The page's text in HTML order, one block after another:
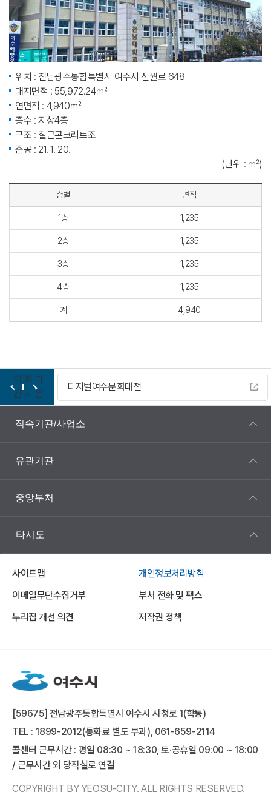
위치 : 전남광주통합특별시 여수시 신월로 648
대지면적 : 55,972.24㎡
연면적 : 4,940㎡
층수 : 지상4층
구조 : 철근콘크리트조
준공 : 21. 1. 20.
(단위 : ㎡)
층별 면적
1층 1,235
2층 1,235
3층 1,235
4층 1,235
계 4,940
이
전
정
지
다
음
디지털여수문화대전
직속기관/사업소
유관기관
중앙부처
타시도
사이트맵
개인정보처리방침
이메일무단수집거부
부서 전화 및 팩스
누리집 개선 의견
저작권 정책
[59675] 전남광주통합특별시 여수시 시청로 1(학동)
TEL : 1899-2012(통화료 별도 부과), 061-659-2114
콜센터 근무시간 : 평일 08:30 ~ 18:30, 토·공휴일 09:00 ~ 18:00
/ 근무시간 외 당직실로 연결
COPYRIGHT BY YEOSU-CITY. ALL RIGHTS RESERVED.